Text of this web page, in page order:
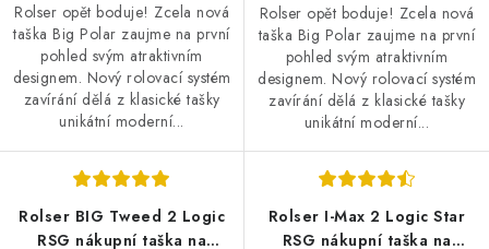
Rolser opět boduje! Zcela nová
taška Big Polar zaujme na první
pohled svým atraktivním
designem. Nový rolovací systém
zavírání dělá z klasické tašky
unikátní moderní...
Rolser opět boduje! Zcela nová
taška Big Polar zaujme na první
pohled svým atraktivním
designem. Nový rolovací systém
zavírání dělá z klasické tašky
unikátní moderní...
Rolser BIG Tweed 2 Logic
RSG nákupní taška na
Rolser I-Max 2 Logic Star
RSG nákupní taška na